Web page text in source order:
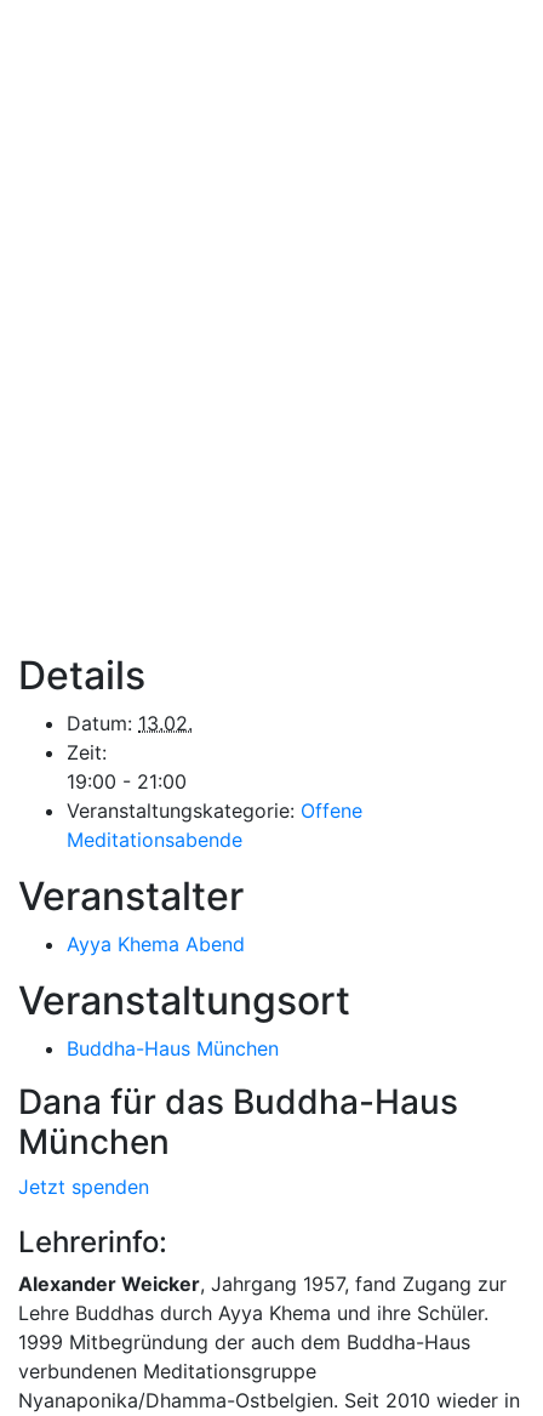
Details
Datum: 13.02.
Zeit:
19:00 - 21:00
Veranstaltungskategorie: Offene
Meditationsabende
Veranstalter
Ayya Khema Abend
Veranstaltungsort
Buddha-Haus München
Dana für das Buddha-Haus
München
Jetzt spenden
Lehrerinfo:
Alexander Weicker, Jahrgang 1957, fand Zugang zur
Lehre Buddhas durch Ayya Khema und ihre Schüler.
1999 Mitbegründung der auch dem Buddha-Haus
verbundenen Meditationsgruppe
Nyanaponika/Dhamma-Ostbelgien. Seit 2010 wieder in